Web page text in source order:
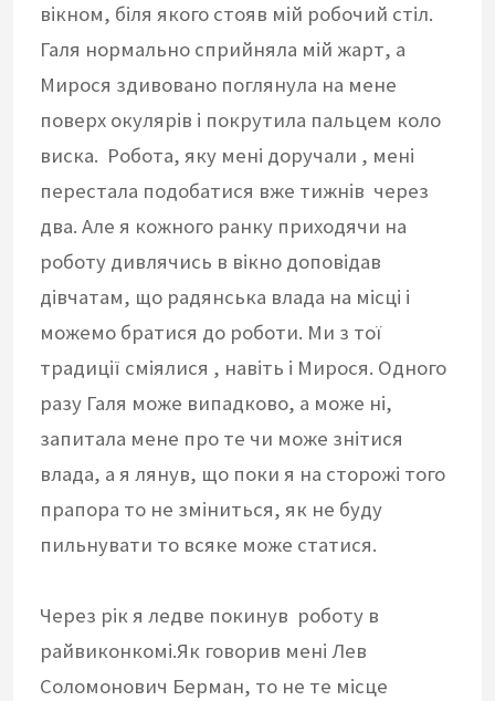
вікном, біля якого стояв мій робочий стіл.
Галя нормально сприйняла мій жарт, а
Мирося здивовано поглянула на мене
поверх окулярів і покрутила пальцем коло
виска. Робота, яку мені доручали , мені
перестала подобатися вже тижнів через
два. Але я кожного ранку приходячи на
роботу дивлячись в вікно доповідав
дівчатам, що радянська влада на місці і
можемо братися до роботи. Ми з тої
традиції сміялися , навіть і Мирося. Одного
разу Галя може випадково, а може ні,
запитала мене про те чи може знітися
влада, а я лянув, що поки я на сторожі того
прапора то не зміниться, як не буду
пильнувати то всяке може статися.
Через рік я ледве покинув роботу в
райвиконкомі.Як говорив мені Лев
Соломонович Берман, то не те місце